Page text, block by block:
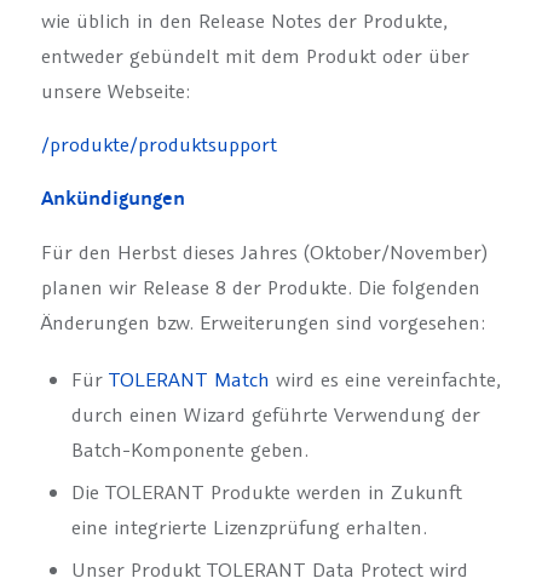
wie üblich in den Release Notes der Produkte,
entweder gebündelt mit dem Produkt oder über
unsere Webseite:
/produkte/produktsupport
Ankündigungen
Für den Herbst dieses Jahres (Oktober/November)
planen wir Release 8 der Produkte. Die folgenden
Änderungen bzw. Erweiterungen sind vorgesehen:
Für TOLERANT Match wird es eine vereinfachte,
durch einen Wizard geführte Verwendung der
Batch-Komponente geben.
Die TOLERANT Produkte werden in Zukunft
eine integrierte Lizenzprüfung erhalten.
Unser Produkt TOLERANT Data Protect wird